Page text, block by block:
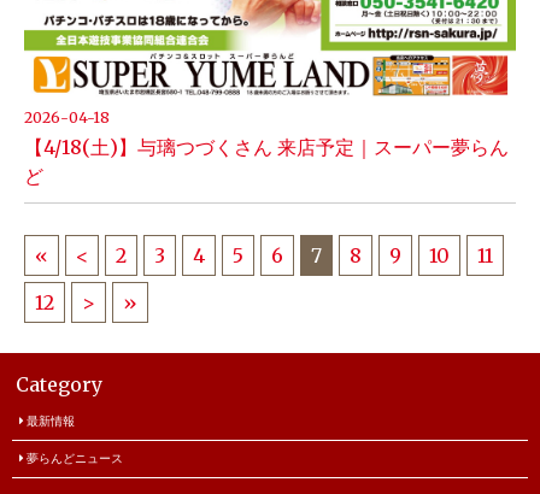
2026-04-18
【4/18(土)】与璃つづくさん 来店予定｜スーパー夢らん
ど
« < 2 3 4 5 6 7 8 9 10
11
12
> »
Category
最新情報
夢らんどニュース